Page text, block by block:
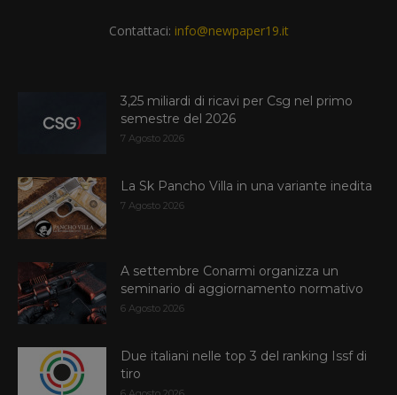
Contattaci: info@newpaper19.it
3,25 miliardi di ricavi per Csg nel primo
semestre del 2026
7 Agosto 2026
La Sk Pancho Villa in una variante inedita
7 Agosto 2026
A settembre Conarmi organizza un
seminario di aggiornamento normativo
6 Agosto 2026
Due italiani nelle top 3 del ranking Issf di
tiro